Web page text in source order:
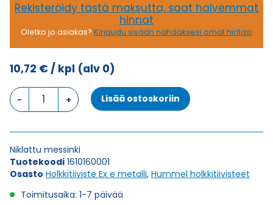
Rekisteröidy tästä maksutta, saat halvemmat
hinnat
Oletko jo asiakas? Kirjaudu sisään nähdäksesi omat hintasi
10,72 €/ kpl (alv 0)
HSK-
M-
PK
HOLKKITIIVISTE
määrä
Lisää ostoskoriin
Niklattu messinki
Tuotekoodi 1610160001
Osasto Holkkitiiviste Ex e metalli, Hummel holkkitiivisteet
Toimitusaika: 1-7 päivää